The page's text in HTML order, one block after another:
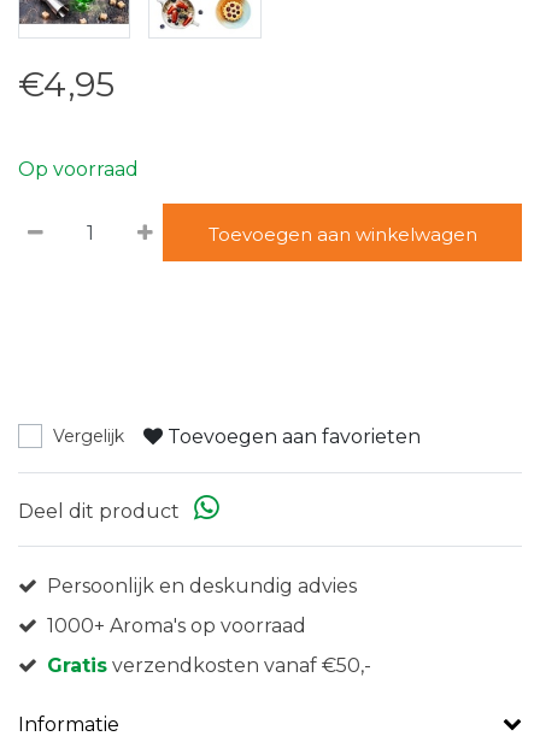
€4,95
Op voorraad
Toevoegen aan winkelwagen
Vergelijk Toevoegen aan favorieten
Deel dit product
Persoonlijk en deskundig advies
1000+ Aroma's op voorraad
Gratis verzendkosten vanaf €50,-
Informatie